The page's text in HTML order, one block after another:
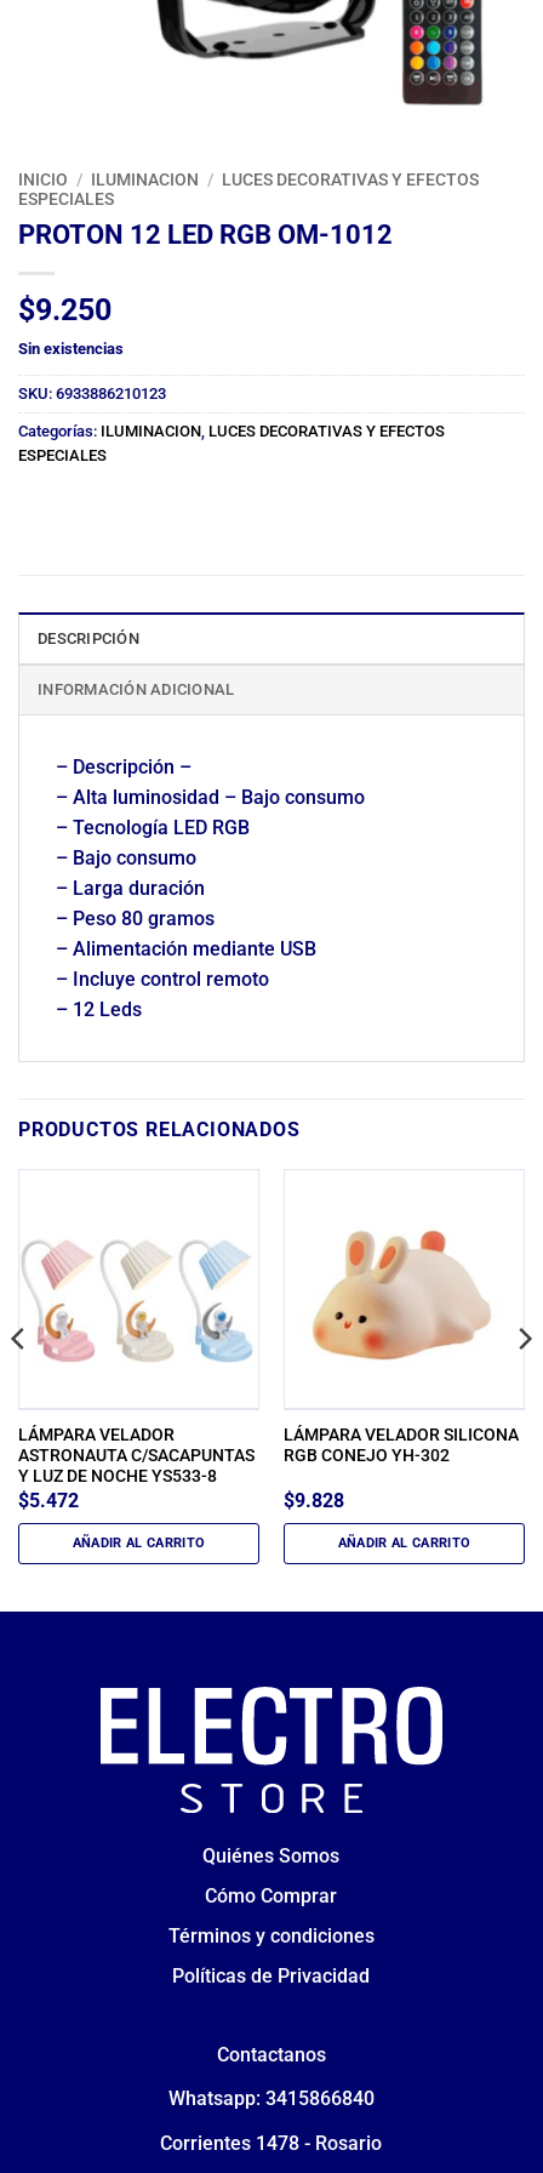
INICIO / ILUMINACION / LUCES DECORATIVAS Y EFECTOS
ESPECIALES
PROTON 12 LED RGB OM-1012
$9.250
Sin existencias
SKU: 6933886210123
Categorías: ILUMINACION LUCES DECORATIVAS Y EFECTOS
ESPECIALES
DESCRIPCIÓN
INFORMACIÓN ADICIONAL
– Descripción –
– Alta luminosidad – Bajo consumo
– Tecnología LED RGB
– Bajo consumo
– Larga duración
– Peso 80 gramos
– Alimentación mediante USB
– Incluye control remoto
– 12 Leds
PRODUCTOS RELACIONADOS
LÁMPARA VELADOR
ASTRONAUTA C/SACAPUNTAS
Y LUZ DE NOCHE YS533-8
$5.472
AÑADIR AL CARRITO
LÁMPARA VELADOR SILICONA
RGB CONEJO YH-302
$9.828
AÑADIR AL CARRITO
Quiénes Somos
Cómo Comprar
Términos y condiciones
Políticas de Privacidad
Contactanos
Whatsapp: 3415866840
Corrientes 1478 - Rosario